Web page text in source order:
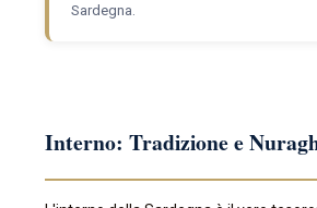
Sardegna.
Interno: Tradizione e